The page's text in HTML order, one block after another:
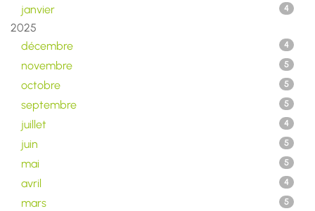
janvier 4
2025
décembre
4
novembre 5
octobre 5
septembre 5
juillet 4
juin 5
mai 5
avril 4
mars 5